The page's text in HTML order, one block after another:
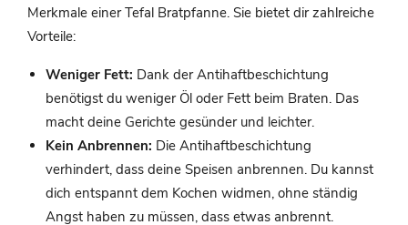
Merkmale einer Tefal Bratpfanne. Sie bietet dir zahlreiche
Vorteile:
Weniger Fett: Dank der Antihaftbeschichtung
benötigst du weniger Öl oder Fett beim Braten. Das
macht deine Gerichte gesünder und leichter.
Kein Anbrennen: Die Antihaftbeschichtung
verhindert, dass deine Speisen anbrennen. Du kannst
dich entspannt dem Kochen widmen, ohne ständig
Angst haben zu müssen, dass etwas anbrennt.